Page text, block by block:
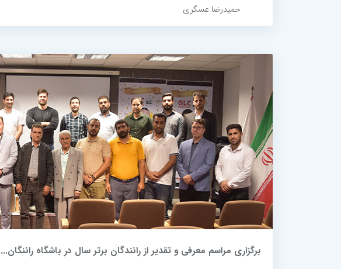
حمیدرضا عسگری
برگزاری مراسم معرفی و تقدیر از رانندگان برتر سال در باشگاه راننگان...